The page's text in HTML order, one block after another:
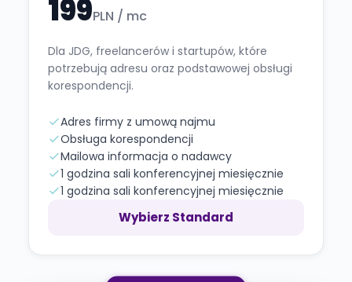
199PLN / mc
Dla JDG, freelancerów i startupów, które
potrzebują adresu oraz podstawowej obsługi
korespondencji.
Adres firmy z umową najmu
Obsługa korespondencji
Mailowa informacja o nadawcy
1 godzina sali konferencyjnej miesięcznie
1 godzina sali konferencyjnej miesięcznie
Wybierz Standard